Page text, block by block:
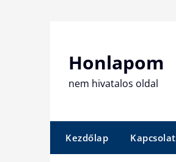
Honlapom
nem hivatalos oldal
Kezdőlap Kapcsolat